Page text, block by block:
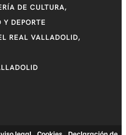
DE CULTURA,
Y DEPORTE
REAL VALLADOLID,